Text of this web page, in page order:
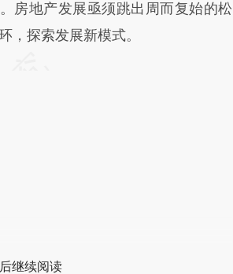
房地产发展亟须跳出周而复始的松
，探索发展新模式。
继续阅读